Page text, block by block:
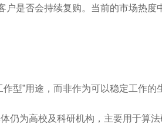
是否会持续复购。当前的市场热
型”用途，而非作为可以稳定工作的
仍为高校及科研机构，主要用于算